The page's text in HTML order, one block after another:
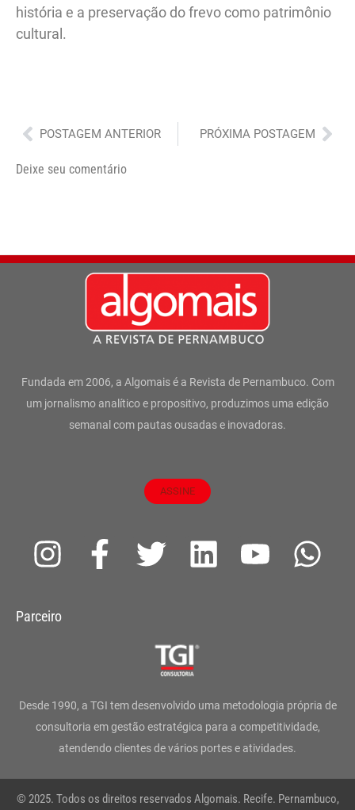
história e a preservação do frevo como patrimônio
cultural.
Anterior
POSTAGEM ANTERIOR PRÓXIMA POSTAGEM
Deixe seu comentário
Fundada em 2006, a Algomais é a Revista de Pernambuco. Com
um jornalismo analítico e propositivo, produzimos uma edição
semanal com pautas ousadas e inovadoras.
ASSINE
I
s
g
r
a
m
F
a
o
o
k
-
T
t
e
r
L
d
i
n
Y
b
e
W
a
p
Parceiro
Desde 1990, a TGI tem desenvolvido uma metodologia própria de
consultoria em gestão estratégica para a competitividade,
atendendo clientes de vários portes e atividades.
© 2025. Todos os direitos reservados Algomais. Recife. Pernambuco,